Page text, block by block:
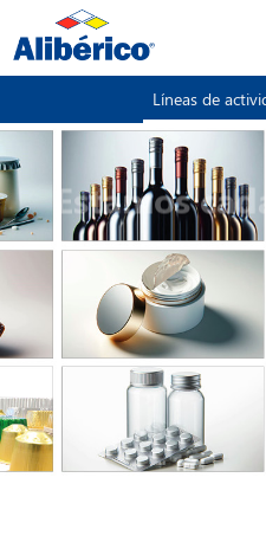
Líneas de
Estamos